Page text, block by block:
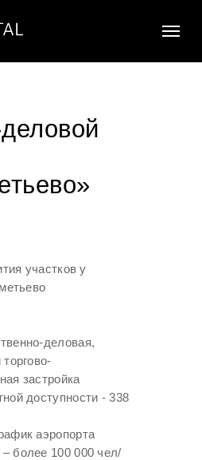
участков у
деловая,
торгово-
застройка
доступности - 338
аэропорта
более 100 000 чел/